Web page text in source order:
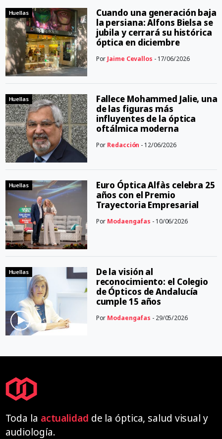
Huellas
Cuando una generación baja
la persiana: Alfons Bielsa se
jubila y cerrará su histórica
óptica en diciembre
Por Jaime Cevallos - 17/06/2026
Huellas
Fallece Mohammed Jalie, una
de las figuras más
influyentes de la óptica
oftálmica moderna
Por Redacción - 12/06/2026
Huellas
Euro Óptica Alfàs celebra 25
años con el Premio
Trayectoria Empresarial
Por Modaengafas - 10/06/2026
Huellas
De la visión al
reconocimiento: el Colegio
de Ópticos de Andalucía
cumple 15 años
Por Modaengafas - 29/05/2026
Toda la actualidad de la óptica, salud visual y
audiología.